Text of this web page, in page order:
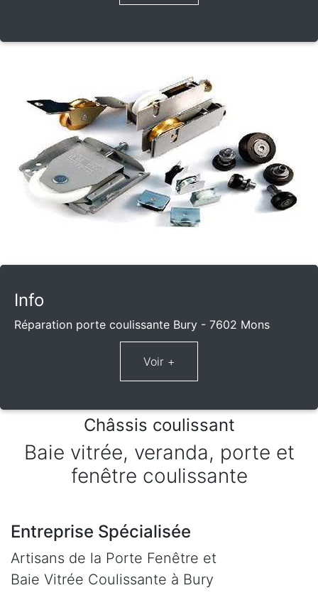
Info
Réparation porte coulissante Bury - 7602 Mons
Châssis coulissant
Baie vitrée, veranda, porte et
fenêtre coulissante
Entreprise Spécialisée
Artisans de la Porte Fenêtre et
Baie Vitrée Coulissante à Bury